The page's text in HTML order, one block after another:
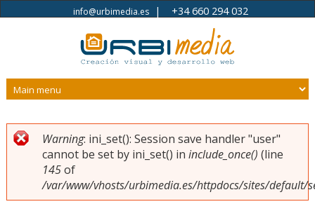
Pasar al contenido principal
info@urbimedia.es| +34 660 294 032
Usted está aquí
Mensaje de error
Warning: ini_set(): Session save handler "user"
cannot be set by ini_set() in include_once() (line
145of
/var/www/vhosts/urbimedia.es/httpdocs/sites/default/